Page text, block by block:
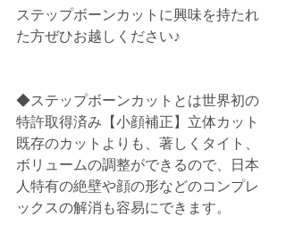
ステップボーンカットに興味を持たれ
た方ぜひお越しください♪
◆ステップボーンカットとは世界初の
特許取得済み【小顔補正】立体カット
既存のカットよりも、著しくタイト、
ボリュームの調整ができるので、日本
人特有の絶壁や顔の形などのコンプレ
ックスの解消も容易にできます。